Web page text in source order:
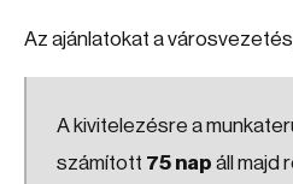
Az ajánlatokat a városvezetés
A kivitelezésre a
számított 75 nap áll majd